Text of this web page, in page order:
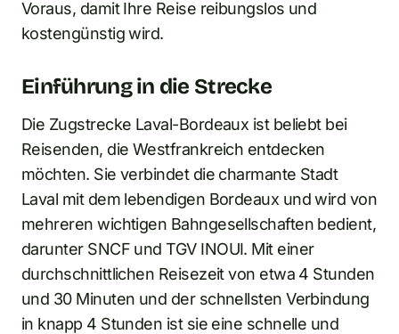
Voraus, damit Ihre Reise reibungslos und
kostengünstig wird.
Einführung in die Strecke
Die Zugstrecke Laval-Bordeaux ist beliebt bei
Reisenden, die Westfrankreich entdecken
möchten. Sie verbindet die charmante Stadt
Laval mit dem lebendigen Bordeaux und wird von
mehreren wichtigen Bahngesellschaften bedient,
darunter SNCF und TGV INOUI. Mit einer
durchschnittlichen Reisezeit von etwa 4 Stunden
und 30 Minuten und der schnellsten Verbindung
in knapp 4 Stunden ist sie eine schnelle und